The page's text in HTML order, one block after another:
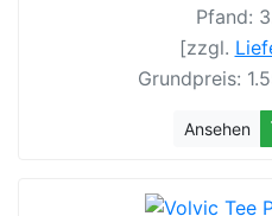
Pfand:
[zzgl.
Grundpreis:
Ansehen